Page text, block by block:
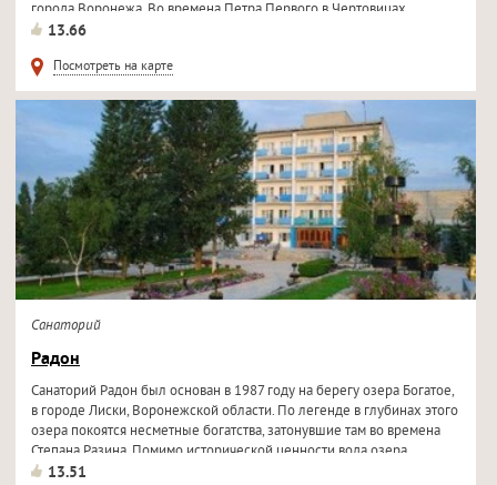
города Воронежа. Во времена Петра Первого в Чертовицах
велось...
13.66
Посмотреть на карте
Санаторий
Радон
Санаторий Радон был основан в 1987 году на берегу озера Богатое,
в городе Лиски, Воронежской области. По легенде в глубинах этого
озера покоятся несметные богатства, затонувшие там во времена
Степана Разина. Помимо исторической ценности вода озера...
13.51